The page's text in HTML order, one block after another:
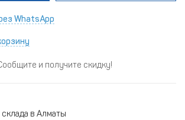
WhatsApp
и получите скидку!
склада в Алматы